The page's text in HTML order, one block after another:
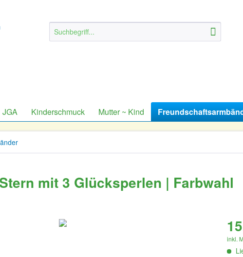
JGA Kinderschmuck Mutter ~ Kind
mit 3 Glücksperlen | Farbwahl
inkl.